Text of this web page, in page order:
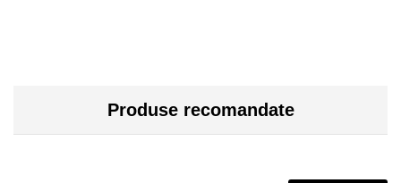
Produse recomandate